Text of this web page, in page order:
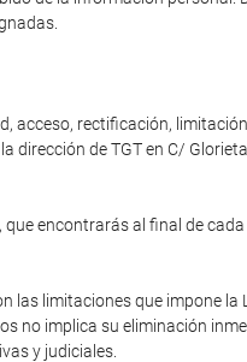
acceso, rectificación,
de TGT en C/
encontrarás al final de
las limitaciones que impone la
no implica su eliminación
y judiciales.